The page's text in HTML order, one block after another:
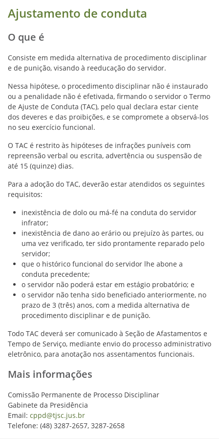
Ajustamento de conduta
O que é
Consiste em medida alternativa de procedimento disciplinar
e de punição, visando à reeducação do servidor.
Nessa hipótese, o procedimento disciplinar não é instaurado
ou a penalidade não é efetivada, firmando o servidor o Termo
de Ajuste de Conduta (TAC), pelo qual declara estar ciente
dos deveres e das proibições, e se compromete a observá-los
no seu exercício funcional.
O TAC é restrito às hipóteses de infrações puníveis com
repreensão verbal ou escrita, advertência ou suspensão de
até 15 (quinze) dias.
Para a adoção do TAC, deverão estar atendidos os seguintes
requisitos:
inexistência de dolo ou má-fé na conduta do servidor
infrator;
inexistência de dano ao erário ou prejuízo às partes, ou
uma vez verificado, ter sido prontamente reparado pelo
servidor;
que o histórico funcional do servidor lhe abone a
conduta precedente;
o servidor não poderá estar em estágio probatório; e
o servidor não tenha sido beneficiado anteriormente, no
prazo de 3 (três) anos, com a medida alternativa de
procedimento disciplinar e de punição.
Todo TAC deverá ser comunicado à Seção de Afastamentos e
Tempo de Serviço, mediante envio do processo administrativo
eletrônico, para anotação nos assentamentos funcionais.
Mais informações
Comissão Permanente de Processo Disciplinar
Gabinete da Presidência
Email: cppd@tjsc.jus.br
Telefone: (48) 3287-2657, 3287-2658